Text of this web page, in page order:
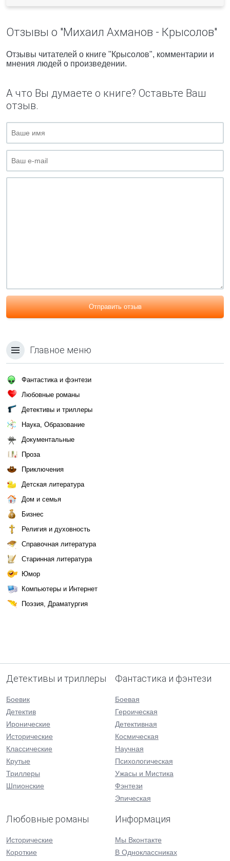
Отзывы о "Михаил Ахманов - Крысолов"
Отзывы читателей о книге "Крысолов", комментарии и
мнения людей о произведении.
А что Вы думаете о книге? Оставьте Ваш
отзыв.
Отправить отзыв
Главное меню
Фантастика и фэнтези
Любовные романы
Детективы и триллеры
Наука, Образование
Документальные
Проза
Приключения
Детская литература
Дом и семья
Бизнес
Религия и духовность
Справочная литература
Старинная литература
Юмор
Компьютеры и Интернет
Поэзия, Драматургия
Детективы и триллеры
Боевик
Детектив
Иронические
Исторические
Классические
Крутые
Триллеры
Шпионские
Фантастика и фэнтези
Боевая
Героическая
Детективная
Космическая
Научная
Психологическая
Ужасы и Мистика
Фэнтези
Эпическая
Любовные романы
Исторические
Короткие
Информация
Мы Вконтакте
В Одноклассниках